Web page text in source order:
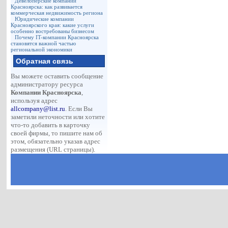
Красноярска: как развивается
коммерческая недвижимость региона
Юридические компании
Красноярского края: какие услуги
особенно востребованы бизнесом
Почему IT-компании Красноярска
становятся важной частью
региональной экономики
Обратная связь
Вы можете оставить сообщение
администратору ресурса
Компании Красноярска,
используя адрес
allcompany@list.ru. Если Вы
заметили неточности или хотите
что-то добавить в карточку
своей фирмы, то пишите нам об
этом, обязательно указав адрес
размещения (URL страницы).